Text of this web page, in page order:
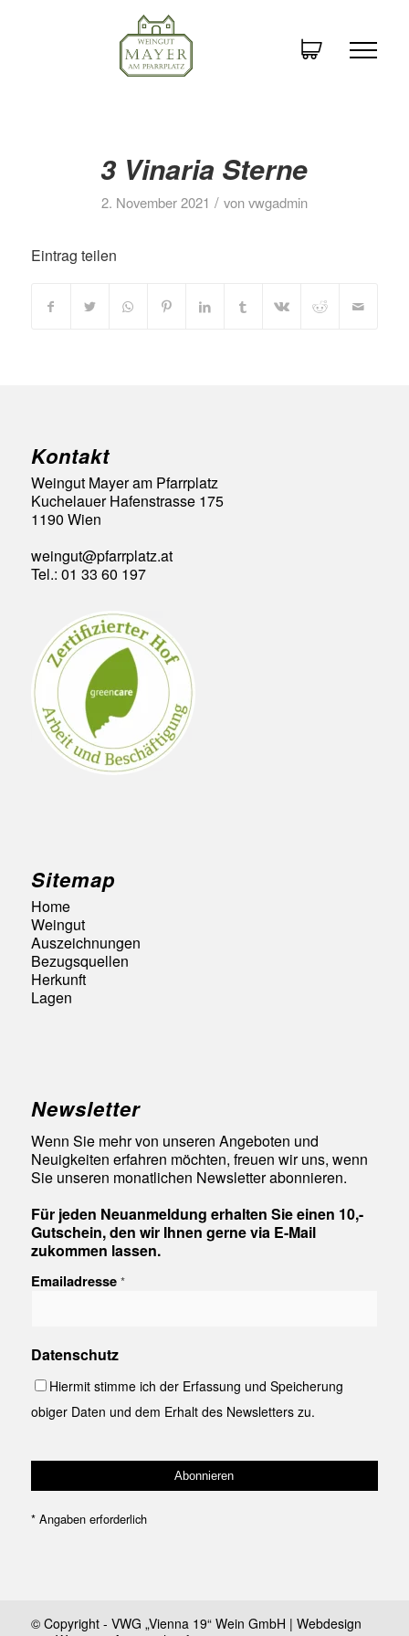
3 Vinaria Sterne
2. November 2021 / vonvwgadmin
Eintrag teilen
Kontakt
Weingut Mayer am Pfarrplatz
Kuchelauer Hafenstrasse 175
1190 Wien
weingut@pfarrplatz.at
Tel.: 01 33 60 197
Sitemap
Home
Weingut
Auszeichnungen
Bezugsquellen
Herkunft
Lagen
Newsletter
Wenn Sie mehr von unseren Angeboten und
Neuigkeiten erfahren möchten, freuen wir uns, wenn
Sie unseren monatlichen Newsletter abonnieren.
Für jeden Neuanmeldung erhalten Sie einen 10,-
Gutschein, den wir Ihnen gerne via E-Mail
zukommen lassen.
Emailadresse *
Datenschutz
Hiermit stimme ich der Erfassung und Speicherung
obiger Daten und dem Erhalt des Newsletters zu.
*Angaben erforderlich
© Copyright - VWG „Vienna 19“ Wein GmbH | Webdesign